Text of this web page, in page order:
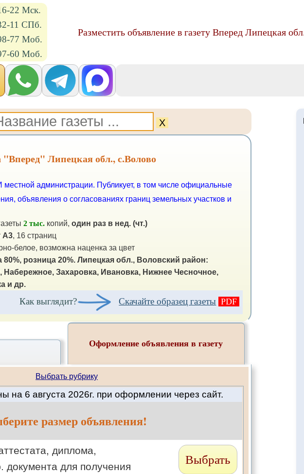
22 Мск.
11 СПб.
77 Моб.
60 Моб.
Разместить объявление в газету Вперед Липецкая
Х
"Вперед" Липецкая обл., с.Волово
администрации. Публикует, в том числе официальные
объявления о согласованиях границ земельных участков и
2 тыс. копий,один раз в нед. (чт.)
А3, 16 страниц
белое, возможна наценка за цвет
80%, розница 20%. Липецкая обл., Воловский район:
Захаровка, Ивановка, Нижнее Чесночное,
и др.
Как выглядит? Скачайте образец газеты PDF
Оформление объявления в газету
Выбрать рубрику
на 6 августа 2026г. при оформлении через сайт.
размер объявления!
диплома,
документа для получения
Выбрать